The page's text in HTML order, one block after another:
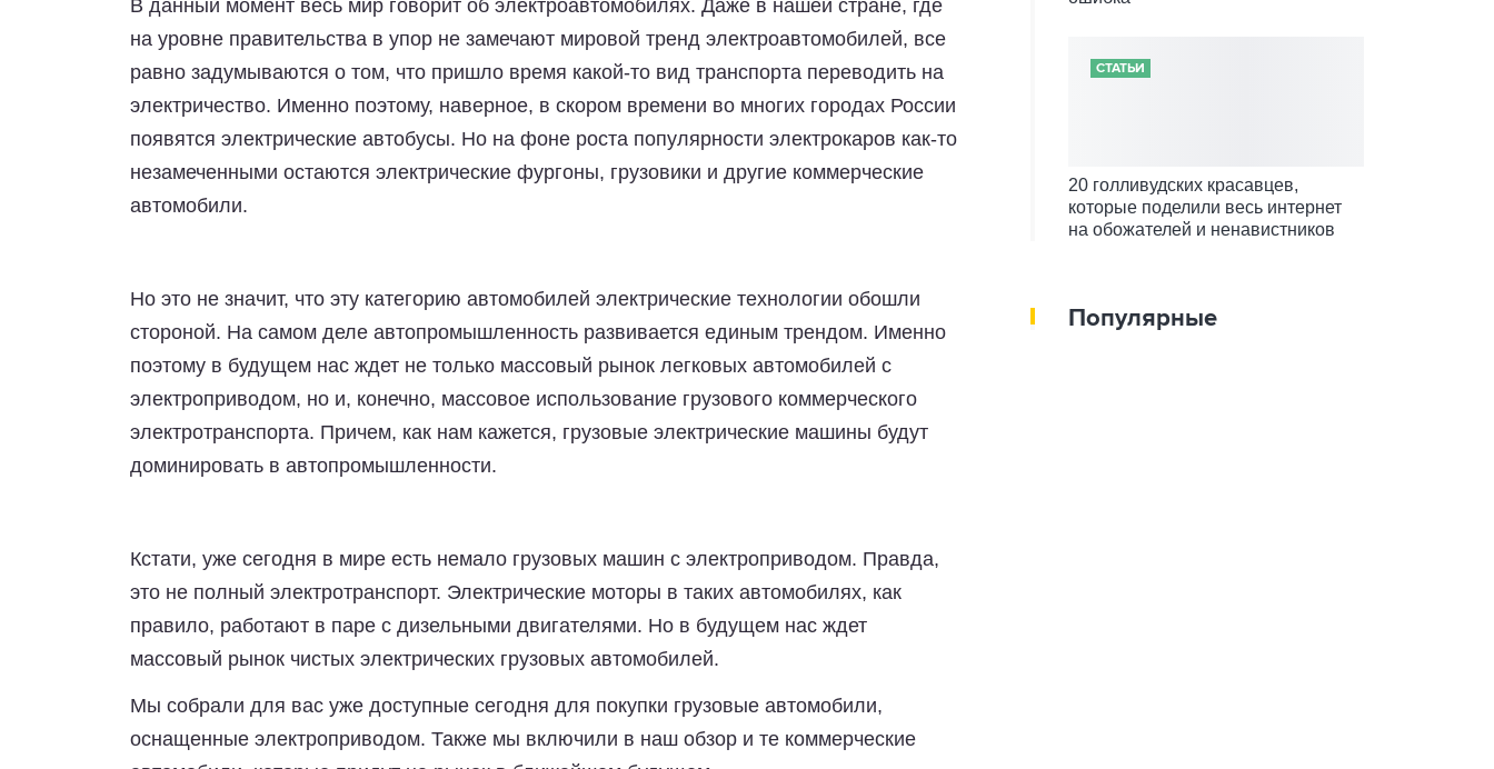
В данный момент весь мир говорит об электроавтомобилях. Даже в нашей стране, где
на уровне правительства в упор не замечают мировой тренд электроавтомобилей, все
равно задумываются о том, что пришло время какой-то вид транспорта переводить на
электричество. Именно поэтому, наверное, в скором времени во многих городах России
появятся электрические автобусы. Но на фоне роста популярности электрокаров как-то
незамеченными остаются электрические фургоны, грузовики и другие коммерческие
автомобили.
Но это не значит, что эту категорию автомобилей электрические технологии обошли
стороной. На самом деле автопромышленность развивается единым трендом. Именно
поэтому в будущем нас ждет не только массовый рынок легковых автомобилей с
электроприводом, но и, конечно, массовое использование грузового коммерческого
электротранспорта. Причем, как нам кажется, грузовые электрические машины будут
доминировать в автопромышленности.
Кстати, уже сегодня в мире есть немало грузовых машин с электроприводом. Правда,
это не полный электротранспорт. Электрические моторы в таких автомобилях, как
правило, работают в паре с дизельными двигателями. Но в будущем нас ждет
массовый рынок чистых электрических грузовых автомобилей.
Мы собрали для вас уже доступные сегодня для покупки грузовые автомобили,
оснащенные электроприводом. Также мы включили в наш обзор и те коммерческие
СТАТЬИ
20 голливудских красавцев,
которые поделили весь интернет
на обожателей и ненавистников
Популярные